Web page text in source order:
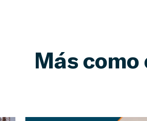
Más como